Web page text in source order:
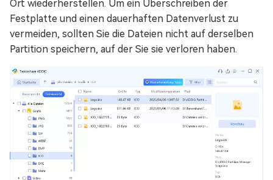
Ort wiederherstellen. Um ein Überschreiben der
Festplatte und einen dauerhaften Datenverlust zu
vermeiden, sollten Sie die Dateien nicht auf derselben
Partition speichern, auf der Sie sie verloren haben.